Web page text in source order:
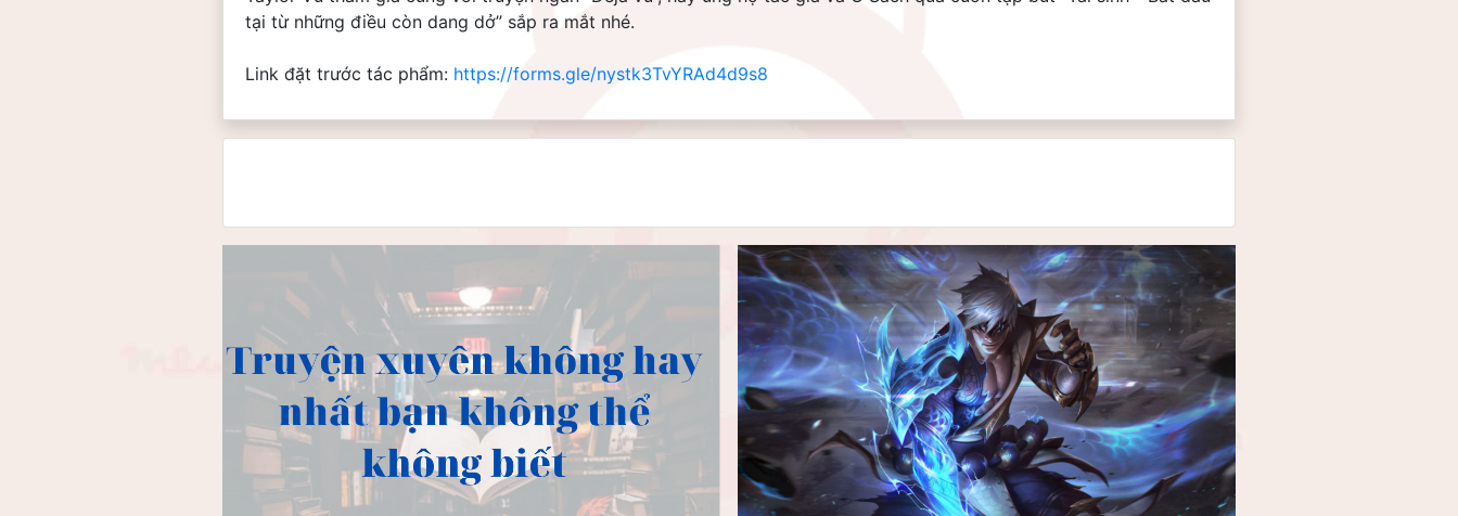
tại từ những điều còn dang dở” sắp ra mắt nhé.
Link đặt trước tác phẩm: https://forms.gle/nystk3TvYRAd4d9s8